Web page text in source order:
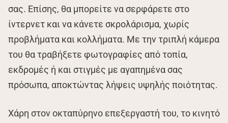
σας. Επίσης, θα μπορείτε να σερφάρετε στο
ίντερνετ και να κάνετε σκρολάρισμα, χωρίς
προβλήματα και κολλήματα. Με την τριπλή κάμερα
του θα τραβήξετε φωτογραφίες από τοπία,
εκδρομές ή και στιγμές με αγαπημένα σας
πρόσωπα, αποκτώντας λήψεις υψηλής ποιότητας.
Χάρη στον οκταπύρηνο επεξεργαστή του, το κινητό